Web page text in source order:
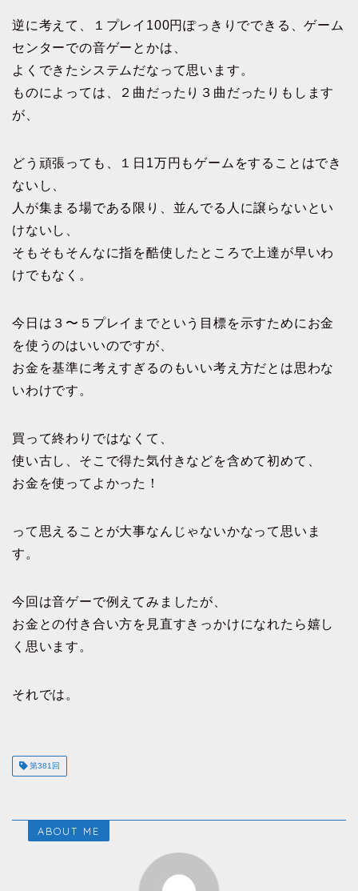
逆に考えて、１プレイ100円ぽっきりでできる、ゲーム
センターでの音ゲーとかは、
よくできたシステムだなって思います。
ものによっては、２曲だったり３曲だったりもします
が、
どう頑張っても、１日1万円もゲームをすることはでき
ないし、
人が集まる場である限り、並んでる人に譲らないとい
けないし、
そもそもそんなに指を酷使したところで上達が早いわ
けでもなく。
今日は３〜５プレイまでという目標を示すためにお金
を使うのはいいのですが、
お金を基準に考えすぎるのもいい考え方だとは思わな
いわけです。
買って終わりではなくて、
使い古し、そこで得た気付きなどを含めて初めて、
お金を使ってよかった！
って思えることが大事なんじゃないかなって思いま
す。
今回は音ゲーで例えてみましたが、
お金との付き合い方を見直すきっかけになれたら嬉し
く思います。
それでは。
第381回
ABOUT ME